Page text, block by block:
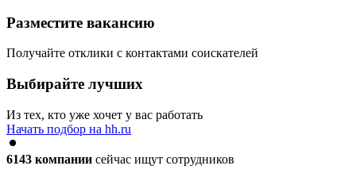
Разместите вакансию
Получайте отклики с контактами соискателей
Выбирайте лучших
Из тех, кто уже хочет у вас работать
Начать подбор на hh.ru
6143 компании сейчас ищут сотрудников